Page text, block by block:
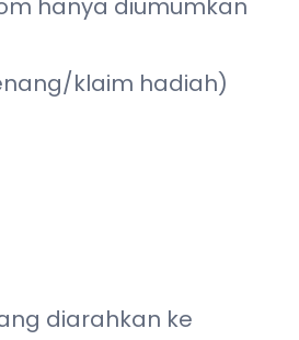
hanya diumumkan
klaim hadiah)
diarahkan ke